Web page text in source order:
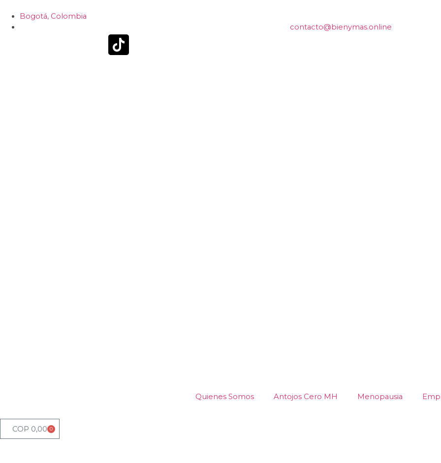
Bogotá, Colombia
contacto@bienymas.online
Quienes Somos Antojos Cero MH Menopausia
COP 0,00 0